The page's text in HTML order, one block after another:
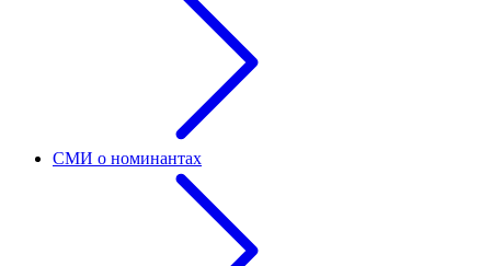
СМИ о номинантах